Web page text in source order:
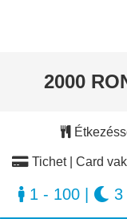
2000
Tichet | Card
1 - 100| 3|